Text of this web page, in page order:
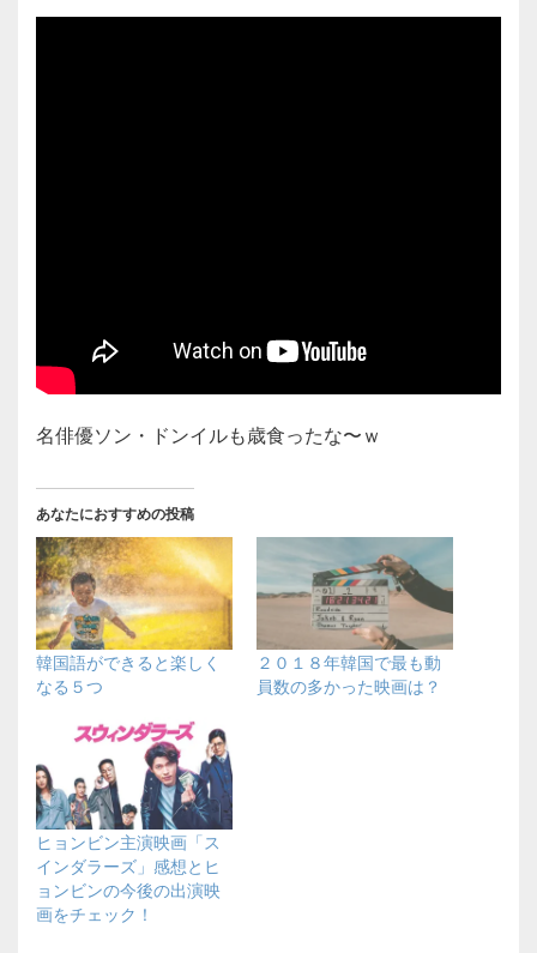
名俳優ソン・ドンイルも歳食ったな〜ｗ
あなたにおすすめの投稿
韓国語ができると楽しく
なる５つ
２０１８年韓国で最も動
員数の多かった映画は？
ヒョンビン主演映画「ス
インダラーズ」感想とヒ
ョンビンの今後の出演映
画をチェック！